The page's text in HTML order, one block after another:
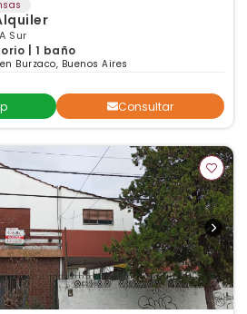
Sur
| 1 baño
Burzaco, Buenos Aires
Consultar